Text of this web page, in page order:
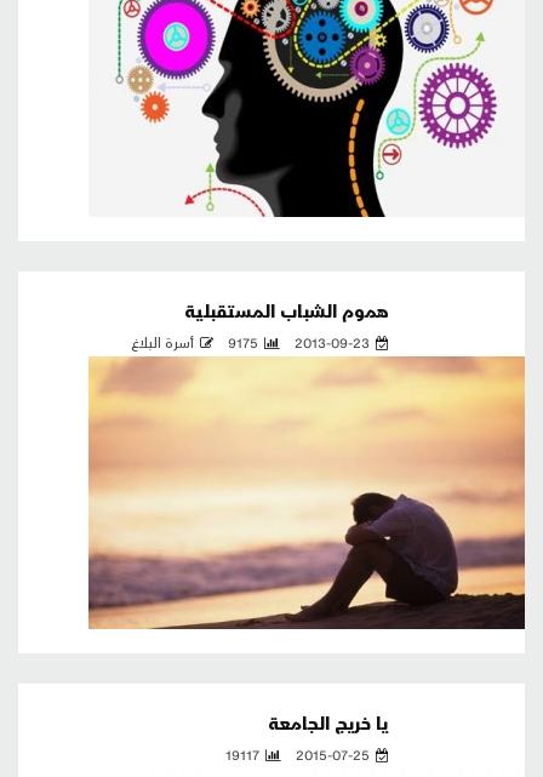
هموم الشباب المستقبلية
2013-09-23
9175 أسرة البلاغ
يا خريج الجامعة
2015-07-25
19117